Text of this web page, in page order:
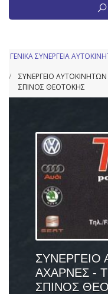
ΓΕΝΙΚΑ ΣΥΝΕΡΓΕΙΑ
ΣΥΝΕΡΓΕΙΟ ΑΥΤΟΚΙΝΗΤΩΝ
ΣΠΙΝΟΣ ΘΕΟΤΟΚΗΣ
ΣΥΝΕΡΓΕΙΟ
ΑΧΑΡΝΕΣ -
ΣΠΙΝΟΣ